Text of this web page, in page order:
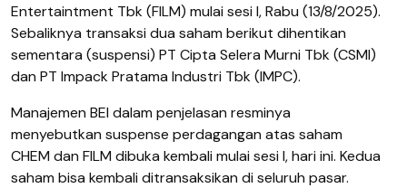
Entertaintment Tbk (FILM) mulai sesi I, Rabu (13/8/2025).
Sebaliknya transaksi dua saham berikut dihentikan
sementara (suspensi) PT Cipta Selera Murni Tbk (CSMI)
dan PT Impack Pratama Industri Tbk (IMPC).
Manajemen BEI dalam penjelasan resminya
menyebutkan suspense perdagangan atas saham
CHEM dan FILM dibuka kembali mulai sesi I, hari ini. Kedua
saham bisa kembali ditransaksikan di seluruh pasar.